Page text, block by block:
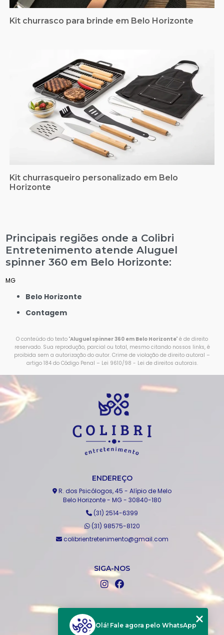
Kit churrasco para brinde em Belo Horizonte
Kit churrasqueiro personalizado em Belo
Horizonte
Principais regiões onde a Colibri
Entretenimento atende Aluguel
spinner 360 em Belo Horizonte:
MG
Belo Horizonte
Contagem
O conteúdo do texto "Aluguel spinner 360 em Belo Horizonte" é de direito
reservado. Sua reprodução, parcial ou total, mesmo citando nossos links, é
proibida sem a autorização do autor. Crime de violação de direito autoral –
artigo 184 do Código Penal – Lei 9610/98 - Lei de direitos autorais.
ENDEREÇO
R. dos Psicólogos, 45 - Alípio de Melo
Belo Horizonte - MG - 30840-180
(31) 2514-6399
(31) 98575-8120
colibrientretenimento@gmail.com
SIGA-NOS
Home
Olá! Fale agora pelo WhatsApp